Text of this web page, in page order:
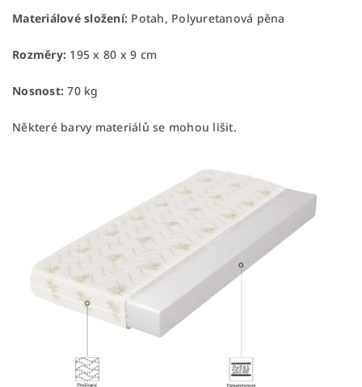
Materiálové složení: Potah, Polyuretanová pěna
Rozměry: 195 x 80 x 9 cm
Nosnost: 70 kg
Některé barvy materiálů se mohou lišit.